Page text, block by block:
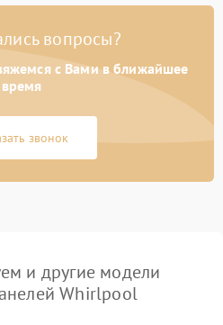
вопросы?
с Вами в ближайшее
время
звонок
и другие модели
Whirlpool